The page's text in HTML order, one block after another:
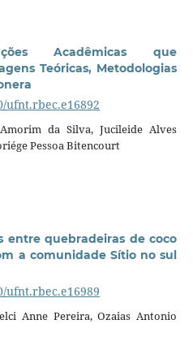
Acadêmicas que
Teóricas, Metodologias
ufnt.rbec.e16892
da Silva, Jucileide Alves
Pessoa Bitencourt
entre quebradeiras de coco
a comunidade Sítio no sul
ufnt.rbec.e16989
Anne Pereira, Ozaias Antonio